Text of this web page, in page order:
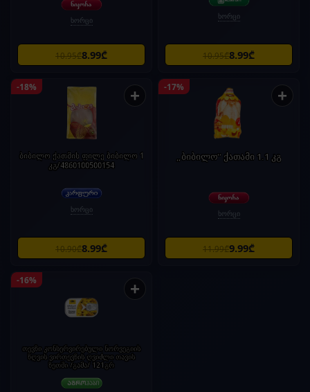
ხორცი
10.95₾8.99₾
ხორცი
10.95₾8.99₾
-18% +
ბიბილო ქათმის ფილე ბიბილო 1
კგ/4860100500154
ხორცი
10.90₾8.99₾
-17% +
„ბიბილო“ ქათამი 1.1 კგ
ხორცი
11.99₾9.99₾
-16% +
თევზი კონსერვირებული ნორვეგიის
ზღვის ვირთევზის ღვიძლი თავის
ზეთში /გამა/ 121გრ